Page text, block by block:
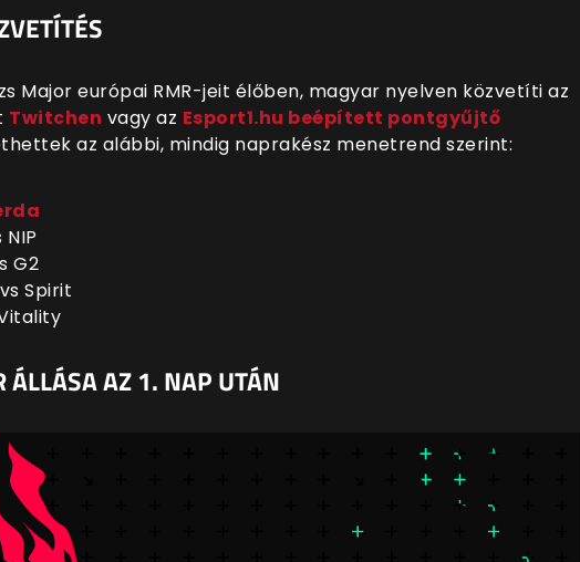
Major európai RMR-jeit élőben, magyar nyelven közvetíti az
Twitchen vagy az Esport1.hu beépített pontgyűjtő
az alábbi, mindig naprakész menetrend szerint:
NIP
G2
Spirit
ÁLLÁSA AZ 1. NAP UTÁN